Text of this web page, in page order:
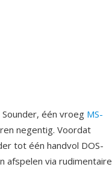
één vroeg MS-
negentig. Voordat
tot één handvol DOS-
afspelen via rudimentaire